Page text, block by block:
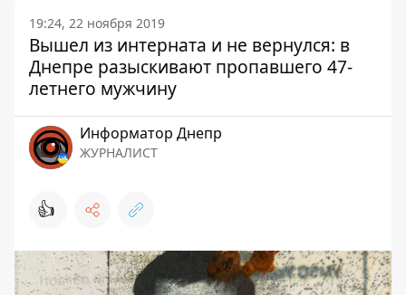
19:24, 22 ноября 2019
Вышел из интерната и не вернулся: в
Днепре разыскивают пропавшего 47-
летнего мужчину
Информатор Днепр
ЖУРНАЛИСТ
👍